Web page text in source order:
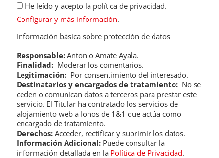
He leído y acepto la política de privacidad.
Configurar y más información.
Información básica sobre protección de datos
Responsable: Antonio Amate Ayala.
Finalidad: Moderar los comentarios.
Legitimación: Por consentimiento del interesado.
Destinatarios y encargados de tratamiento: No se
ceden o comunican datos a terceros para prestar este
servicio. El Titular ha contratado los servicios de
alojamiento web a Ionos de 1&1 que actúa como
encargado de tratamiento.
Derechos: Acceder, rectificar y suprimir los datos.
Información Adicional: Puede consultar la
información detallada en la Política de Privacidad.